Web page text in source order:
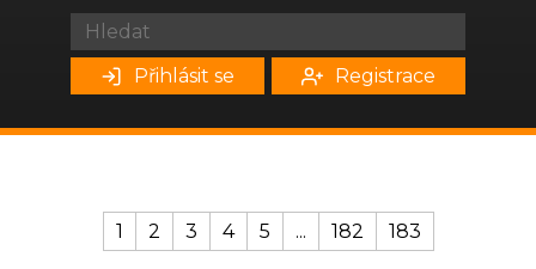
Přihlásit se Registrace
1 2 3 4 5 ... 182 183